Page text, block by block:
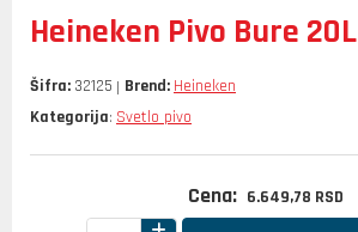
Heineken Pivo Bure 20L
Šifra: 32125 Brend: Heineken
Kategorija: Svetlo pivo
Cena: 6.649,78 RSD